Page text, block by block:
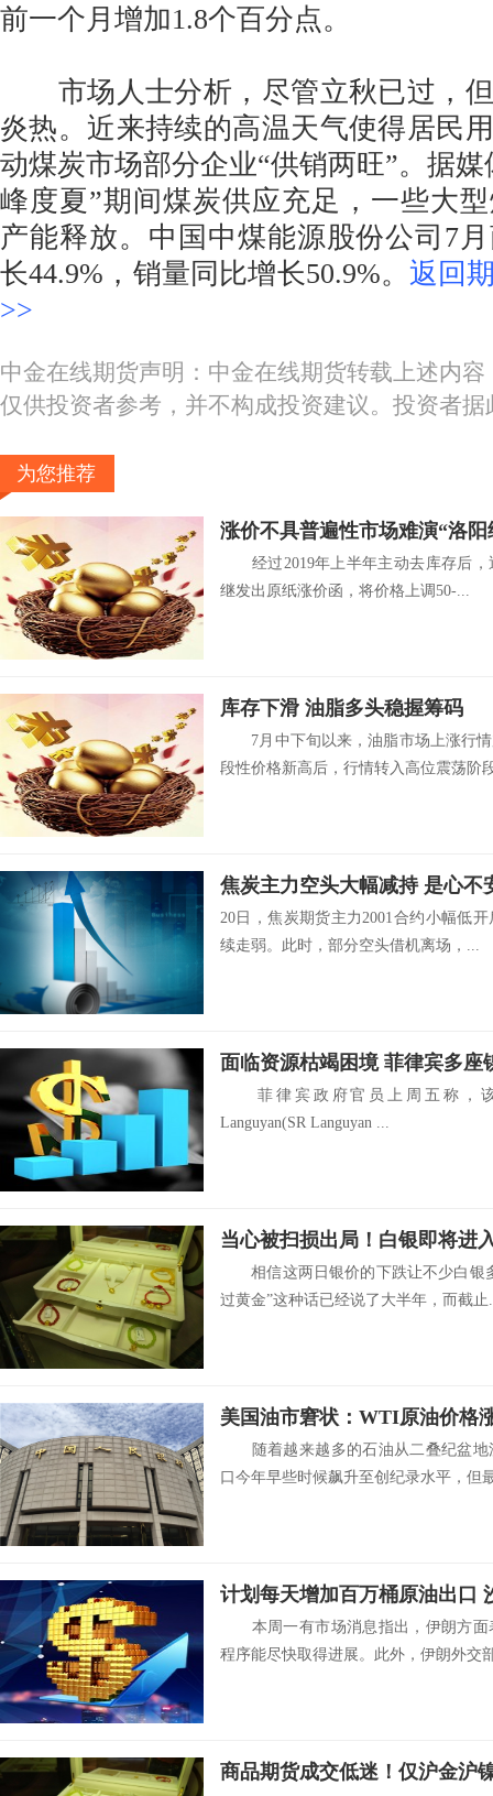
前一个月增加1.8个百分点。
市场人士分析，尽管立秋已过，但
炎热。近来持续的高温天气使得居民
动煤炭市场部分企业“供销两旺”。据
峰度夏”期间煤炭供应充足，一些大
产能释放。中国中煤能源股份公司7
长44.9%，销量同比增长50.9%。返回
>>
中金在线期货声明：中金在线期货转载上述内
仅供投资者参考，并不构成投资建议。投资者
为您推荐
涨价不具普遍性市场难演“洛阳
经过2019年上半年主动去库存后，
继发出原纸涨价函，将价格上调50-...
库存下滑 油脂多头稳握筹码
7月中下旬以来，油脂市场上涨行情
段性价格新高后，行情转入高位震荡阶
焦炭主力空头大幅减持 是心不
20日，焦炭期货主力2001合约小幅低
续走弱。此时，部分空头借机离场，...
面临资源枯竭困境 菲律宾多座
菲律宾政府官员上周五称，该
Languyan(SR Languyan ...
当心被扫损出局！白银即将进
相信这两日银价的下跌让不少白银
过黄金”这种话已经说了大半年，而截止
美国油市窘状：WTI原油价格
随着越来越多的石油从二叠纪盆地
口今年早些时候飙升至创纪录水平，但
本周一有市场消息指出，伊朗方面
程序能尽快取得进展。此外，伊朗外交